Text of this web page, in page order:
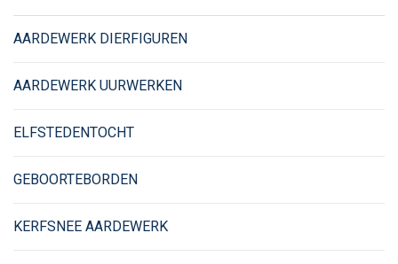
AARDEWERK DIERFIGUREN
AARDEWERK UURWERKEN
ELFSTEDENTOCHT
GEBOORTEBORDEN
KERFSNEE AARDEWERK